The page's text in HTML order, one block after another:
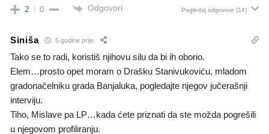
2 0 Odgovori Pogledaj odgovore (14)
Siniša 5 godine prije
Tako se to radi, koristiš njihovu silu da bi ih oborio.
Elem…prosto opet moram o Drašku Stanivukoviću, mladom
gradonačelniku grada Banjaluka, pogledajte njegov jučerašnji
interviju.
Tiho, Mislave pa LP…kada ćete priznati da ste možda pogrešili
u njegovom profiliranju.